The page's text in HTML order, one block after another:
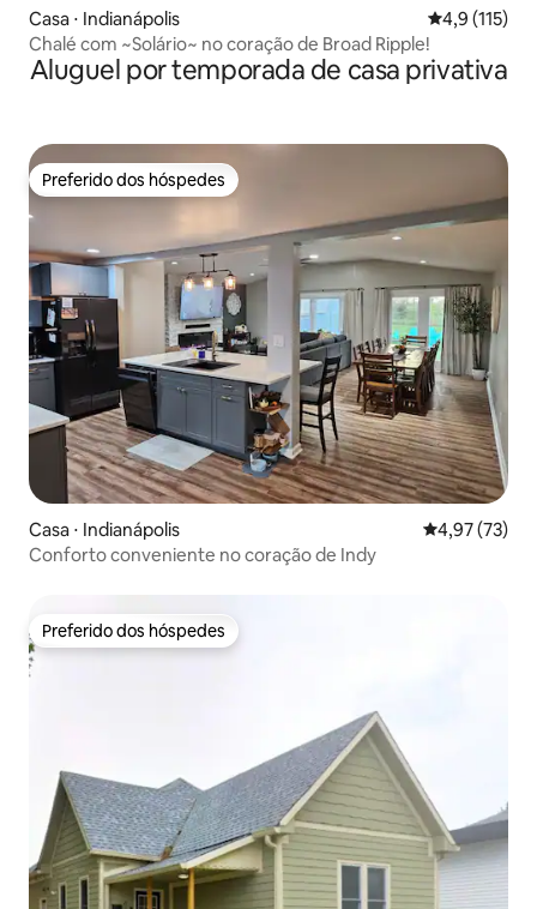
Casa ⋅ Indianápolis 4,9 de uma
4,9 (115)
Chalé com ~Solário~ no coração de Broad Ripple!
Aluguel por temporada de casa privativa
Preferido dos hóspedes
Preferido dos hóspedes
Casa ⋅ Indianápolis 4,97 de uma
4,97 (73)
Conforto conveniente no coração de Indy
Preferido dos hóspedes
Preferido dos hóspedes